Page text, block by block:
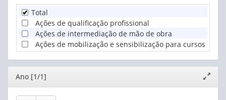
Total
Ações de qualificação profissional
Ações de intermediação de mão de obra
Ações de mobilização e sensibilização para cursos de
Editor
janela
Ano [1/1]